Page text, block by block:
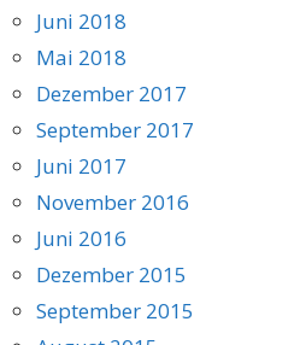
Juni 2018
Mai 2018
Dezember 2017
September 2017
Juni 2017
November 2016
Juni 2016
Dezember 2015
September 2015